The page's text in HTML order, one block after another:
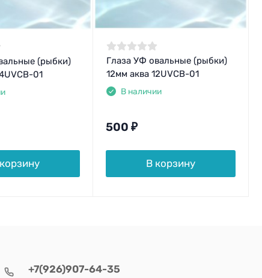
(рыбки)
01
Глаза УФ овальные (рыбки)
12мм аква 12UVCB-01
В наличии
500 ₽
В корзину
+7(926)907-64-35